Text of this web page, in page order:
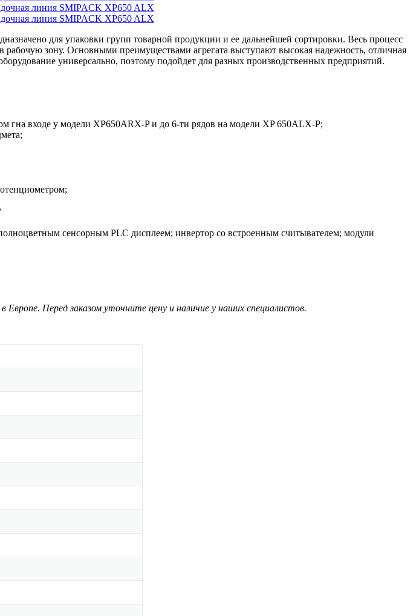
для упаковки групп товарной продукции и ее дальнейшей сортировки. Весь процесс
рабочую зону. Основными преимуществами агрегата выступают высокая надежность, отличная
универсально, поэтому подойдет для разных производственных предприятий.
гна входе у модели XP650ARX-P и до 6-ти рядов на модели XP 650ALX-P;
сенсорным PLC дисплеем; инвертор со встроенным считывателем; модули
Перед заказом уточните цену и наличие у наших специалистов.